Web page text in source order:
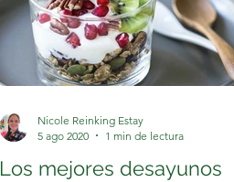
Los mejores desayunos
Nicole Reinking Estay
5 ago 2020
1 min de lectura